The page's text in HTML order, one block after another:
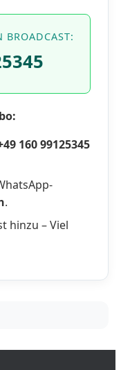
BROADCAST:
160 99125345
.
hinzu – Viel